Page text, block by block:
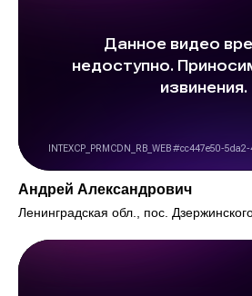
Андрей Александрович
Ленинградская обл., пос.